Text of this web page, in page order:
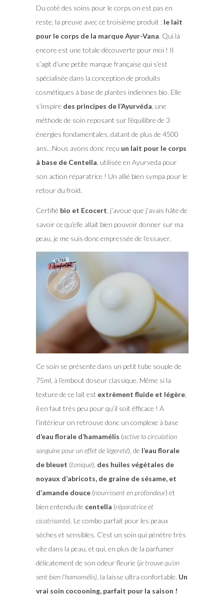
Du coté des soins pour le corps on est pas en
reste, la preuve avec ce troisième produit :le lait
pour le corps de la marque Ayur-Vana. Qui là
encore est une totale découverte pour moi ! Il
s’agit d’une petite marque française qui s’est
spécialisée dans la conception de produits
cosmétiques à base de plantes indiennes bio. Elle
s’inspire des principes de l’Ayurvéda , une
méthode de soin reposant sur l’équilibre de 3
énergies fondamentales, datant de plus de 4500
ans…Nous avons donc reçu un lait pour le corps
à base de Centella , utilisée en Ayurveda pour
son action réparatrice ! Un allié bien sympa pour le
retour du froid.
Certifié bio et Ecocert , j’avoue que j’avais hâte de
savoir ce qu’elle allait bien pouvoir donner sur ma
peau, je me suis donc empressée de l’essayer.
Ce soin se présente dans un petit tube souple de
75ml, à l’embout doseur classique. Même si la
texture de ce lait est extrèment fluide et légère,
il en faut très peu pour qu’il soit éfficace ! A
l’intérieur on retrouve donc un complexe à base
d’eau florale d’hamamélis (active la circulation
sanguine pour un effet de légereté), de l’eau florale
de bleuet (tonique), des huiles végétales de
noyaux d’abricots, de graine de sésame, et
d’amande douce(nourrissent en profondeur) et
bien entendu de centella (réparatrice et
cicatrisante). Le combo parfait pour les peaux
sèches et sensibles. C’est un soin qui pénètre très
vite dans la peau, et qui, en plus de la parfumer
délicatement de son odeur fleurie (je trouve qu’on
sent bien l’hamamélis) , la laisse ultra confortable. Un
vrai soin cocooning, parfait pour la saison !